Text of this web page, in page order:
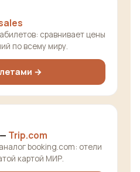
сравнивает цены
по всему миру.
→
Trip.com
booking.com: отели
картой МИР.